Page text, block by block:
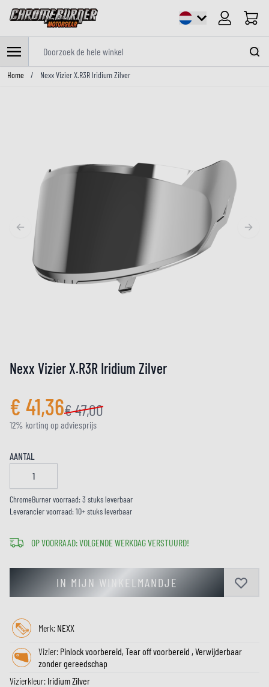
Cart
Ga naar de inhoud
Home / Nexx Vizier X.R3R Iridium Zilver
Nexx Vizier X.R3R Iridium Zilver
€ 41,36€ 47,00
12% korting op adviesprijs
AANTAL
ChromeBurner voorraad: 3 stuks leverbaar
Leverancier voorraad: 10+ stuks leverbaar
OP VOORRAAD: VOLGENDE WERKDAG VERSTUURD!
IN MIJN WINKELMANDJE
Merk: NEXX
Vizier: Pinlock voorbereid, Tear off voorbereid , Verwijderbaar
zonder gereedschap
Vizierkleur: Iridium Zilver